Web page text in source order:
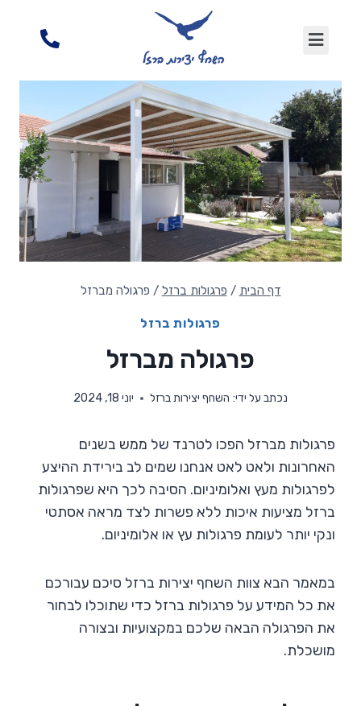
דף הבית / פרגולות ברזל / פרגולה מברזל
פרגולות ברזל
פרגולה מברזל
נכתב על ידי: השחף יצירות ברזל יוני 18, 2024
פרגולות מברזל הפכו לטרנד של ממש בשנים
האחרונות ולאט לאט אנחנו שמים לב בירידת ההיצע
לפרגולות מעץ ואלומיניום. הסיבה לכך היא שפרגולות
ברזל מציעות איכות ללא פשרות לצד מראה אסתטי
ונקי יותר לעומת פרגולות עץ או אלומיניום.
במאמר הבא צוות השחף יצירות ברזל סיכם עבורכם
את כל המידע על פרגולות ברזל כדי שתוכלו לבחור
את הפרגולה הבאה שלכם במקצועיות ובצורה
מושכלת.